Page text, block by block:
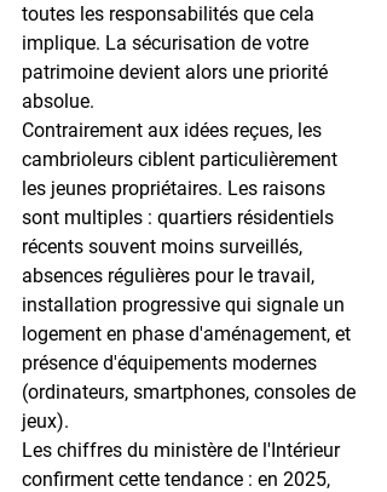
toutes les responsabilités que cela
implique. La sécurisation de votre
patrimoine devient alors une priorité
absolue.
Contrairement aux idées reçues, les
cambrioleurs ciblent particulièrement
les jeunes propriétaires. Les raisons
sont multiples : quartiers résidentiels
récents souvent moins surveillés,
absences régulières pour le travail,
installation progressive qui signale un
logement en phase d'aménagement, et
présence d'équipements modernes
(ordinateurs, smartphones, consoles de
jeux).
Les chiffres du ministère de l'Intérieur
confirment cette tendance : en 2025,